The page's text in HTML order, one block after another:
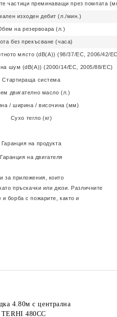
частици преминаващи през помпата
изходен дебит (л./мин.)
на резервоара (л.)
без прекъсване (часа)
място (dB(A)) (98/37/EC, 2006/42/
на шум (dB(A)) (2000/14/EC, 2005/88/EC)
Стартираща система
двигателно масло (л.)
/ ширина / височина (мм)
Сухо тегло (кг)
Гаранция на продукта
Гаранция на двигателя
за приложения, които
пръскачки или дюзи. Различните
борба с пожарите, както и
4.80м с централна
TERHI 480CC